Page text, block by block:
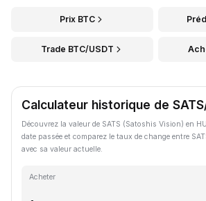
Prix BTC
Trade BTC/USDT
Calculateur historique de
Découvrez la valeur de SATS (Satoshis Vision) en
date passée et comparez le taux de change entre
avec sa valeur actuelle.
Acheter